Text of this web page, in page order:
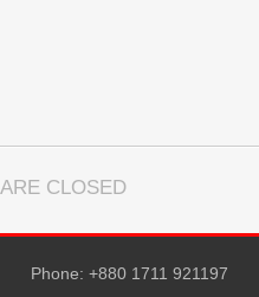
CLOSED
Phone: +880 1711 921197